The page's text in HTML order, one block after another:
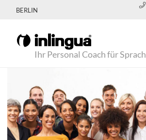
BERLIN
Ihr Personal Coach für